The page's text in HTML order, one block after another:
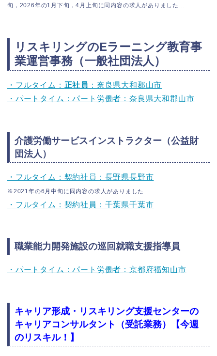
旬，2026年の1月下旬，4月上旬に同内容の求人がありました…
リスキリングのEラーニング教育事
業運営事務（一般社団法人）
・フルタイム： 正社員 ：奈良県大和郡山市
・パートタイム：パート労働者：奈良県大和郡山市
介護労働サービスインストラクター（公益財
団法人）
・フルタイム：契約社員：長野県長野市
※2021年の6月中旬に同内容の求人がありました…
・フルタイム：契約社員：千葉県千葉市
職業能力開発施設の巡回就職支援指導員
・パートタイム：パート労働者：京都府福知山市
キャリア形成・リスキリング支援センターの
キャリアコンサルタント（受託業務）
【今週
のリスキル！】